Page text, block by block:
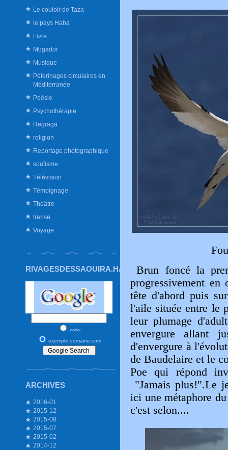
Le couloir de Taza
le pays Haha
Livre
Mogador
Musique
Pèlerinages circulaires en
Méditerranée
Poésie
Psychothérapie
Regraga
religion
Reportage photographique
soufisme
Télévision
Témoignage
Théâtre
transe
Voyage
RIVAGESDESSAOUIRA.HAUTETFORT.COM
www
exemple.domaine.com
ARCHIVES
2016-01
2015-12
2015-08
2015-07
2015-02
2014-12
Brun foncé la
progressivement
tête d'abord puis
l'aile située entre le
leur plumage
envergure allant
d'envergure à
de Baudelaire et le
Poe qui répond
"Jamais plus!".Le
ici une métaphore
c'est selon....